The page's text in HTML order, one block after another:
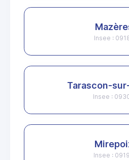
Insee :
Tarascon-
Insee :
Insee :